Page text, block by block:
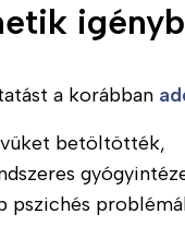
a korábban
betöltötték,
pszichés